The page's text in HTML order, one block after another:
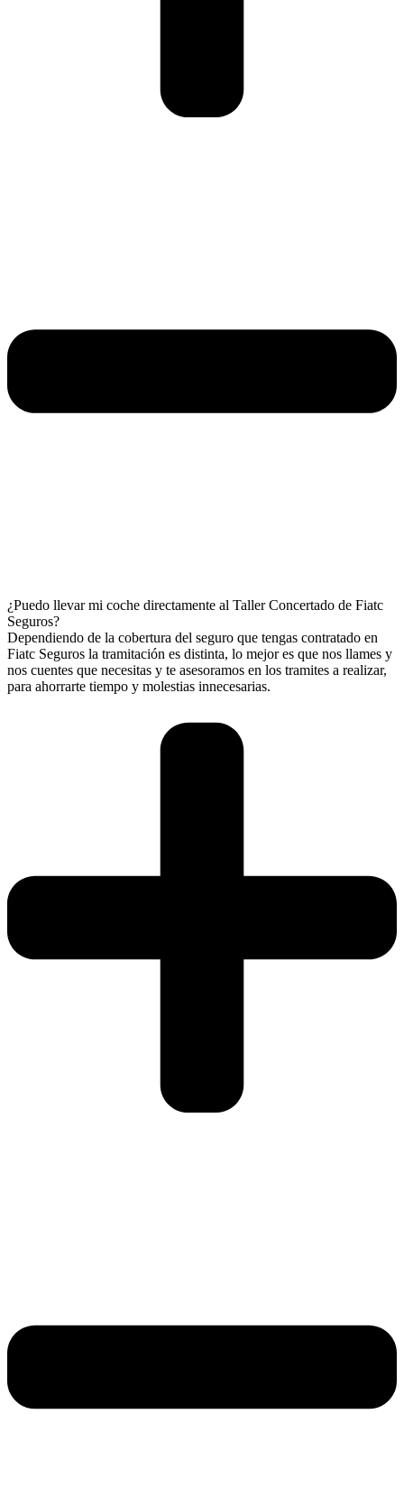
¿Puedo llevar mi coche directamente al Taller Concertado de Fiatc
Seguros?
Dependiendo de la cobertura del seguro que tengas contratado en
Fiatc Seguros la tramitación es distinta, lo mejor es que nos llames y
nos cuentes que necesitas y te asesoramos en los tramites a realizar,
para ahorrarte tiempo y molestias innecesarias.